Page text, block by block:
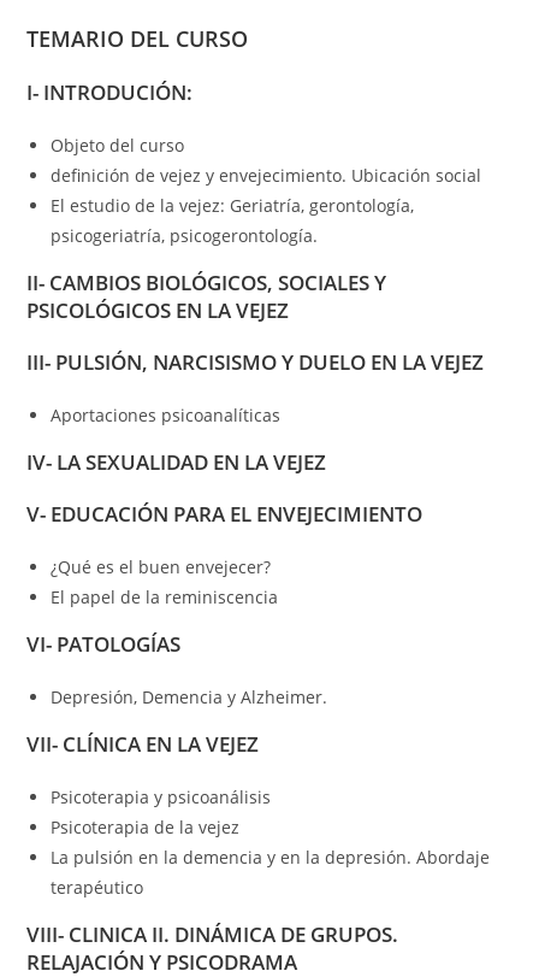
TEMARIO DEL CURSO
I- INTRODUCIÓN:
Objeto del curso
definición de vejez y envejecimiento. Ubicación social
El estudio de la vejez: Geriatría, gerontología,
psicogeriatría, psicogerontología.
II- CAMBIOS BIOLÓGICOS, SOCIALES Y
PSICOLÓGICOS EN LA VEJEZ
III- PULSIÓN, NARCISISMO Y DUELO EN LA VEJEZ
Aportaciones psicoanalíticas
IV- LA SEXUALIDAD EN LA VEJEZ
V- EDUCACIÓN PARA EL ENVEJECIMIENTO
¿Qué es el buen envejecer?
El papel de la reminiscencia
VI- PATOLOGÍAS
Depresión, Demencia y Alzheimer.
VII- CLÍNICA EN LA VEJEZ
Psicoterapia y psicoanálisis
Psicoterapia de la vejez
La pulsión en la demencia y en la depresión. Abordaje
terapéutico
VIII- CLINICA II. DINÁMICA DE GRUPOS.
RELAJACIÓN Y PSICODRAMA